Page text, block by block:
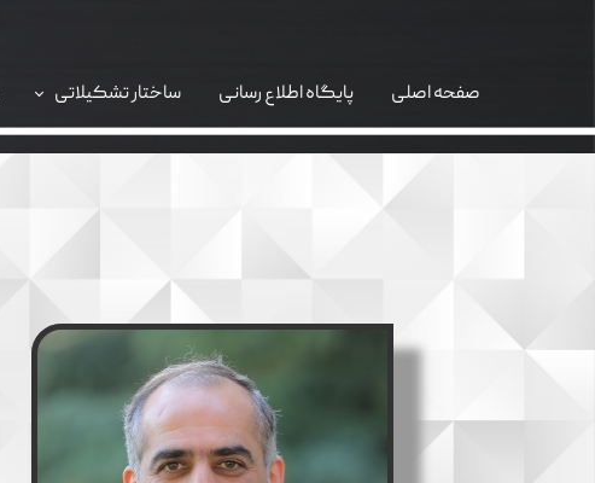
صفحه اصلی پایگاه اطلاع رسانی ساختار تشکیلاتی